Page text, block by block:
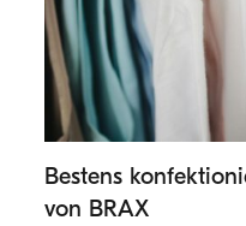
Bestens
von BRAX